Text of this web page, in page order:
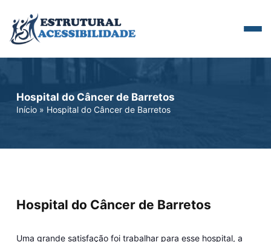
Hospital do Câncer de Barretos
Início» Hospital do Câncer de Barretos
Hospital do Câncer de Barretos
Uma grande satisfação foi trabalhar para esse hospital, a